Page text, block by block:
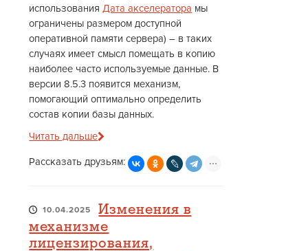
использованияДата акселератора мы
ограничены размером доступной
оперативной памяти сервера) – в таких
случаях имеет смысл помещать в копию
наиболее часто используемые данные. В
версии 8.5.3 появится механизм,
помогающий оптимально определить
состав копии базы данных.
Читать дальше
Рассказать друзьям:
10.04.2025
Изменения в
механизме
лицензирования,